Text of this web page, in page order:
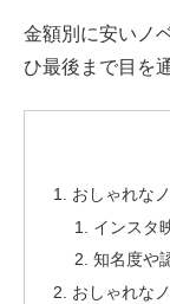
金額別に安いノ
ひ最後まで目を
おしゃれな
インスタ
知名度や
おしゃれな